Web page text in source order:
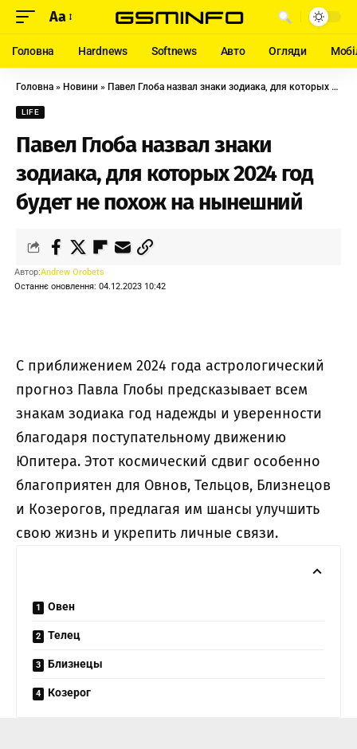
Aa
Головна Hardnews Softnews Авто Огляди
Головна » Новини » Павел Глоба назвал знаки зодиака, для которых 2024 год будет не похож на нынешний
LIFE
Павел Глоба назвал знаки
зодиака, для которых 2024 год
будет не похож на нынешний
Останнє оновлення: 04.12.2023 10:42
Автор:Andrew Orobets
С приближением 2024 года астрологический
прогноз Павла Глобы предсказывает всем
знакам зодиака год надежды и уверенности
благодаря поступательному движению
Юпитера. Этот космический сдвиг особенно
благоприятен для Овнов, Тельцов, Близнецов
и Козерогов, предлагая им шансы улучшить
свою жизнь и укрепить личные связи.
Овен
Телец
Близнецы
Козерог